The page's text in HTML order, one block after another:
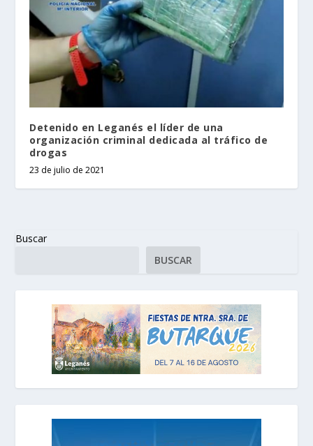
Detenido en Leganés el líder de una
organización criminal dedicada al tráfico de
drogas
23 de julio de 2021
Buscar
BUSCAR